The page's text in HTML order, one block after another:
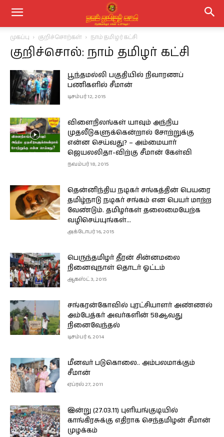
முகப்பு குறிச்சொற்கள் நாம் தமிழர் கட்சி
குறிச்சொல்: நாம் தமிழர் கட்சி
பூந்தமல்லி பகுதியில் நிவாரணப்
பணிகளில் சீமான்
டிசம்பர் 12, 2015
விளைநிலங்கள் யாவும் அந்நிய
முதலீடுகளுக்கென்றால் சோற்றுக்கு
என்ன செய்வது? – அம்மையார்
ஜெயலலிதா-விற்கு சீமான் கேள்வி
நவம்பர் 18, 2015
தென்னிந்திய நடிகர் சங்கத்தின் பெயரை
தமிழ்நாடு நடிகர் சங்கம் என பெயர் மாற்ற
வேண்டும். தமிழர்கள் தலைமையேற்க
வழிசெய்யுங்கள்...
அக்டோபர் 16, 2015
பெருந்தமிழர் தீரன் சின்னமலை
நினைவுநாள் தொடர் ஓட்டம்
ஆகஸ்ட் 3, 2015
சங்கரன்கோவில் புரட்சியாளர் அண்ணல்
அம்பேத்கர் அவர்களின் 58ஆவது
நினைவேந்தல்
டிசம்பர் 6, 2014
மீனவர் படுகொலை.. அம்பலமாக்கும்
சீமான்
ஏப்ரல் 27, 2011
இன்று (27.03.11) புளியங்குடியில்
காங்கிரசுக்கு எதிராக செந்தமிழன் சீமான்
முழக்கம்